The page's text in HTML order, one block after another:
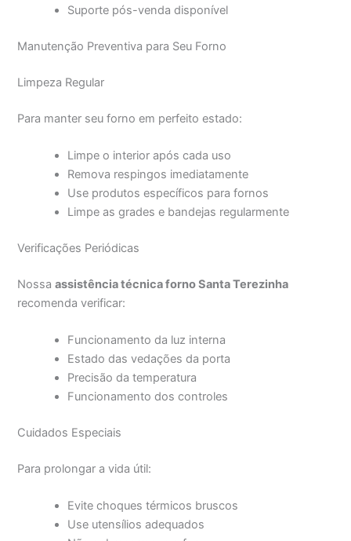
Suporte pós-venda disponível
Manutenção Preventiva para Seu Forno
Limpeza Regular
Para manter seu forno em perfeito estado:
Limpe o interior após cada uso
Remova respingos imediatamente
Use produtos específicos para fornos
Limpe as grades e bandejas regularmente
Verificações Periódicas
Nossaassistência técnica forno Santa Terezinha
recomenda verificar:
Funcionamento da luz interna
Estado das vedações da porta
Precisão da temperatura
Funcionamento dos controles
Cuidados Especiais
Para prolongar a vida útil:
Evite choques térmicos bruscos
Use utensílios adequados